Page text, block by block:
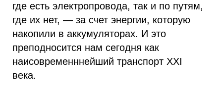
где есть электропровода, так и по путям,
где их нет, — за счет энергии, которую
накопили в аккумуляторах. И это
преподносится нам сегодня как
наисовременннейший транспорт XXI
века.